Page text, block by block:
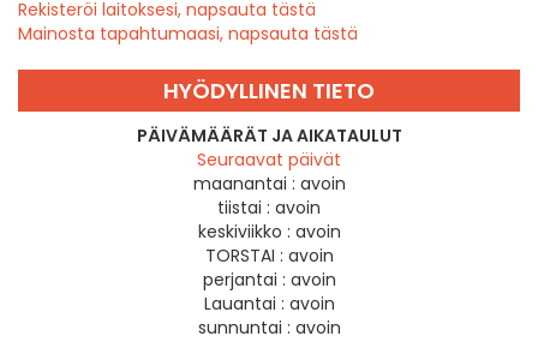
Rekisteröi laitoksesi, napsauta tästä
Mainosta tapahtumaasi, napsauta tästä
HYÖDYLLINEN TIETO
PÄIVÄMÄÄRÄT JA AIKATAULUT
Seuraavat päivät
maanantai : avoin
tiistai : avoin
keskiviikko : avoin
TORSTAI : avoin
perjantai : avoin
Lauantai : avoin
sunnuntai : avoin